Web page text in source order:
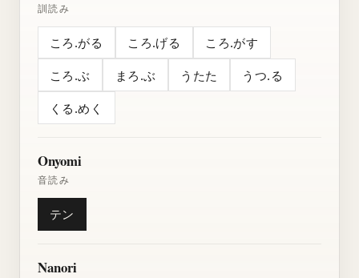
訓読み
ころ.がる ころ.げる ころ.がす
ころ.ぶ まろ.ぶ うたた うつ.る
くる.めく
Onyomi
音読み
テン
Nanori